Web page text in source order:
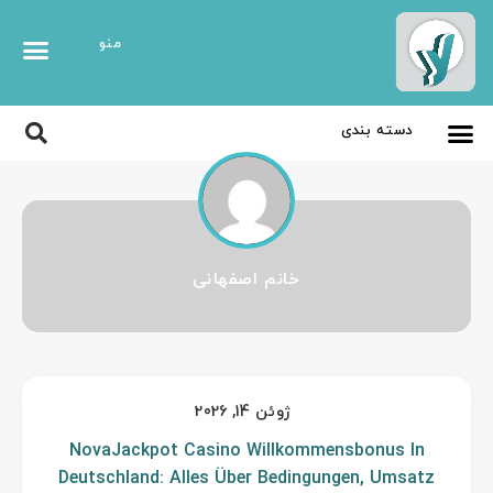
منو
خانم اصفهانی
ژوئن 14, 2026
NovaJackpot Casino Willkommensbonus In
Deutschland: Alles Über Bedingungen, Umsatz